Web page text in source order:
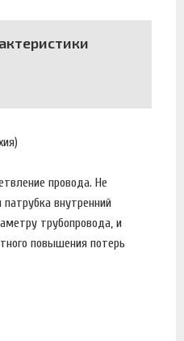
провода. Не
внутренний
трубопровода, и
повышения потерь